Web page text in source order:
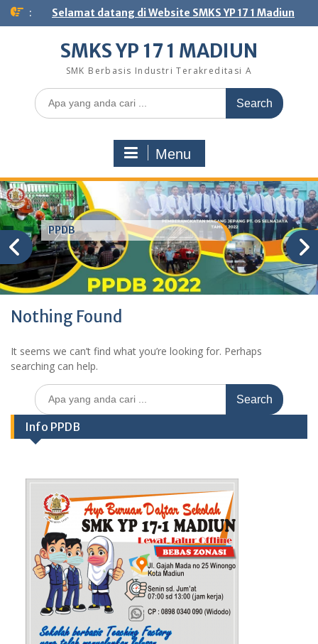
Skip
: Selamat datang di Website SMKS YP 17 1 Madiun
SMKS YP 17 1 MADIUN
SMK Berbasis Industri Terakreditasi A
Search
for:
Menu
PPDB
Nothing Found
It seems we can’t find what you’re looking for. Perhaps
searching can help.
Search
for:
Info PPDB